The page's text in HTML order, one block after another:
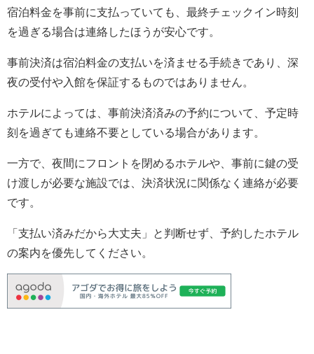
宿泊料金を事前に支払っていても、最終チェックイン時刻
を過ぎる場合は連絡したほうが安心です。
事前決済は宿泊料金の支払いを済ませる手続きであり、深
夜の受付や入館を保証するものではありません。
ホテルによっては、事前決済済みの予約について、予定時
刻を過ぎても連絡不要としている場合があります。
一方で、夜間にフロントを閉めるホテルや、事前に鍵の受
け渡しが必要な施設では、決済状況に関係なく連絡が必要
です。
「支払い済みだから大丈夫」と判断せず、予約したホテル
の案内を優先してください。